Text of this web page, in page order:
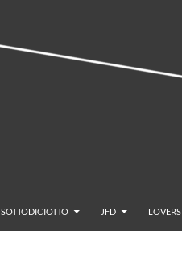
SOTTODICIOTTO JFD LOVERS